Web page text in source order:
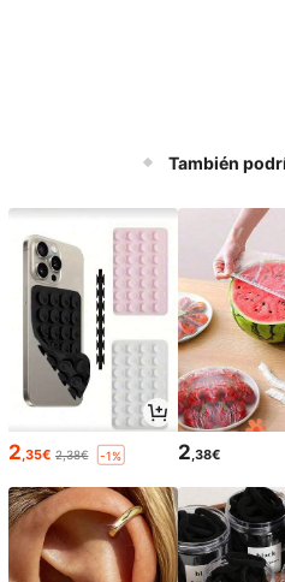
También
2 ,35€ 2,38€ -1% 2 ,38€